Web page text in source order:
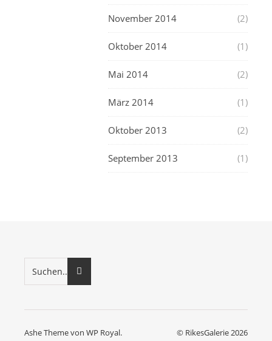
November 2014 (2)
Oktober 2014 (1)
Mai 2014 (2)
März 2014 (1)
Oktober 2013 (2)
September 2013 (1)
© RikesGalerie 2026
Ashe Theme von WP Royal.